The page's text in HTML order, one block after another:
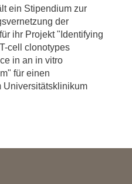
ein Stipendium zur
der
ihr Projekt "Identifying
cell clonotypes
in an in vitro
für einen
Universitätsklinikum